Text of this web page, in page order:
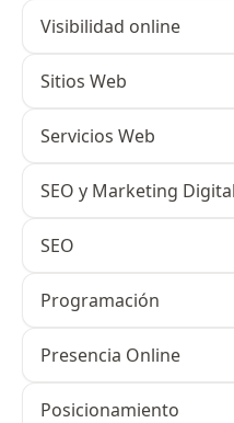
Visibilidad online
Sitios Web
Servicios Web
SEO y Marketing Digital
SEO
Programación
Presencia Online
Posicionamiento